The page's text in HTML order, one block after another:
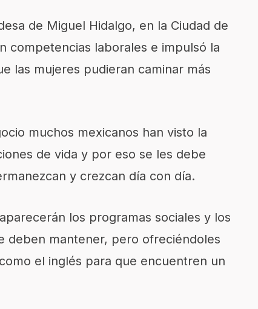
de Miguel Hidalgo, en la Ciudad de
competencias laborales e impulsó la
las mujeres pudieran caminar más
muchos mexicanos han visto la
de vida y por eso se les debe
y crezcan día con día.
los programas sociales y los
deben mantener, pero ofreciéndoles
el inglés para que encuentren un